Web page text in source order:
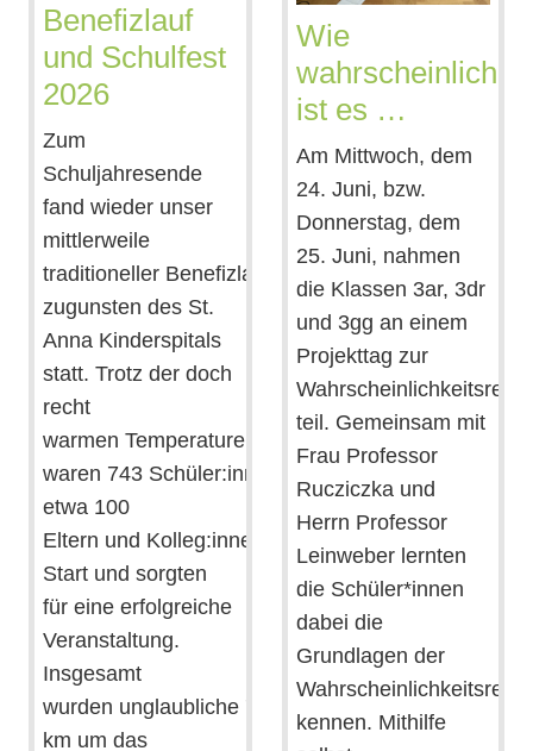
Benefizlauf
und Schulfest
2026
Zum
Schuljahresende
fand wieder unser
mittlerweile
traditioneller Benefizlauf
zugunsten des St.
Anna Kinderspitals
statt. Trotz der doch
recht
warmen Temperaturen
waren 743 Schüler:innen und
etwa 100
Eltern und Kolleg:innen am
Start und sorgten
für eine erfolgreiche
Veranstaltung.
Insgesamt
wurden unglaubliche 7133
km um das
Wie
wahrscheinlich
ist es …
Am Mittwoch, dem
24. Juni, bzw.
Donnerstag, dem
25. Juni, nahmen
die Klassen 3ar, 3dr
und 3gg an einem
Projekttag zur
teil. Gemeinsam mit
Frau Professor
Rucziczka und
Herrn Professor
Leinweber lernten
die Schüler*innen
dabei die
Grundlagen der
kennen. Mithilfe